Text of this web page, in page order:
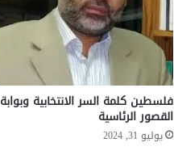
فلسطين كلمة السر الانتخابية وبوابة
القصور الرئاسية
يوليو 31, 2024